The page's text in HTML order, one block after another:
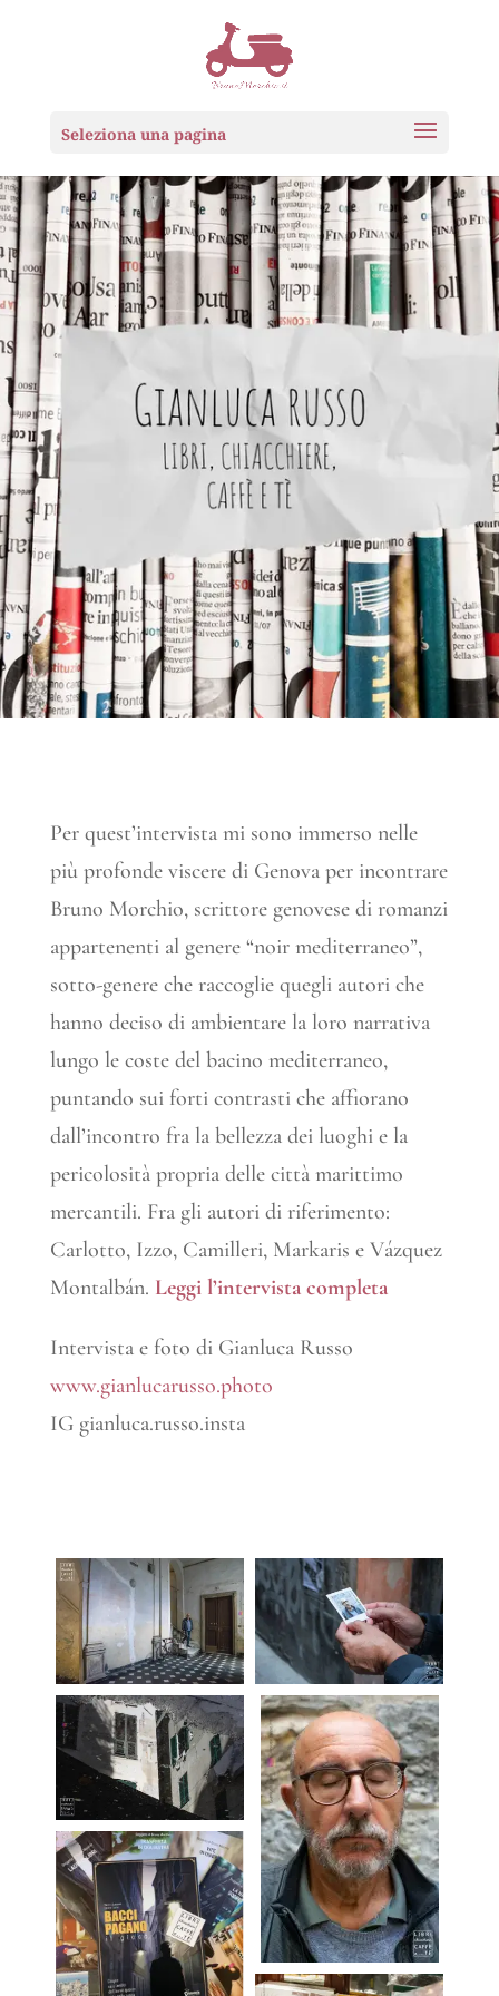
Seleziona una pagina
Per quest’intervista mi sono immerso nelle
più profonde viscere di Genova per incontrare
Bruno Morchio, scrittore genovese di romanzi
appartenenti al genere “noir mediterraneo”,
sotto-genere che raccoglie quegli autori che
hanno deciso di ambientare la loro narrativa
lungo le coste del bacino mediterraneo,
puntando sui forti contrasti che affiorano
dall’incontro fra la bellezza dei luoghi e la
pericolosità propria delle città marittimo
mercantili. Fra gli autori di riferimento:
Carlotto, Izzo, Camilleri, Markaris e Vázquez
Montalbán. Leggi l’intervista completa
Intervista e foto di Gianluca Russo
www.gianlucarusso.photo
IG gianluca.russo.insta